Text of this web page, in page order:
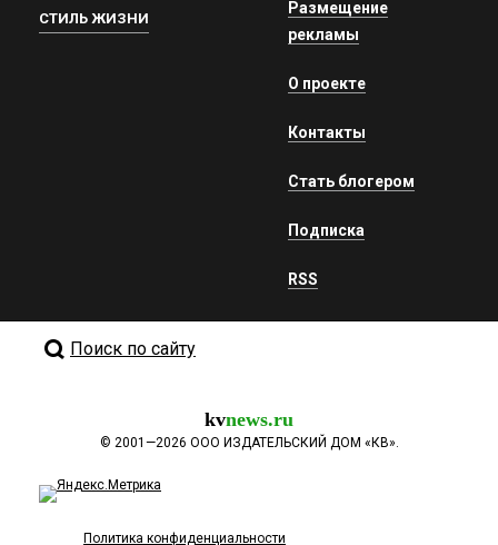
СТИЛЬ ЖИЗНИ
Размещение
рекламы
О проекте
Контакты
Стать блогером
Подписка
RSS
Поиск по сайту
kvnews.ru
© 2001—2026 ООО ИЗДАТЕЛЬСКИЙ ДОМ «КВ».
Политика конфиденциальности